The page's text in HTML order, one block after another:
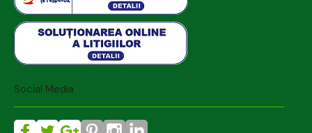
Social Media